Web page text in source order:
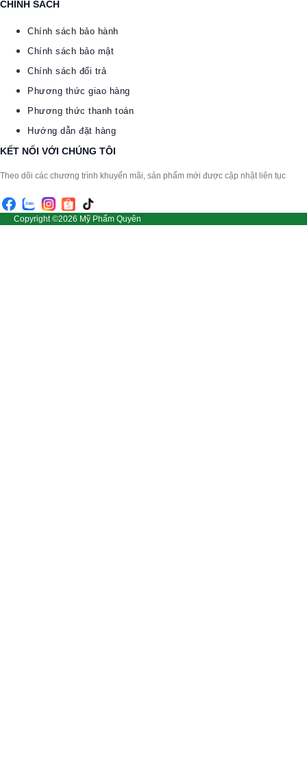
CHÍNH SÁCH
Chính sách bảo hành
Chính sách bảo mật
Chính sách đổi trả
Phương thức giao hàng
Phương thức thanh toán
Hướng dẫn đặt hàng
KẾT NỐI VỚI CHÚNG TÔI
Theo dõi các chương trình khuyến mãi, sản phẩm mới được cập nhật liên tục
Copyright ©2026 Mỹ Phẩm Quyên